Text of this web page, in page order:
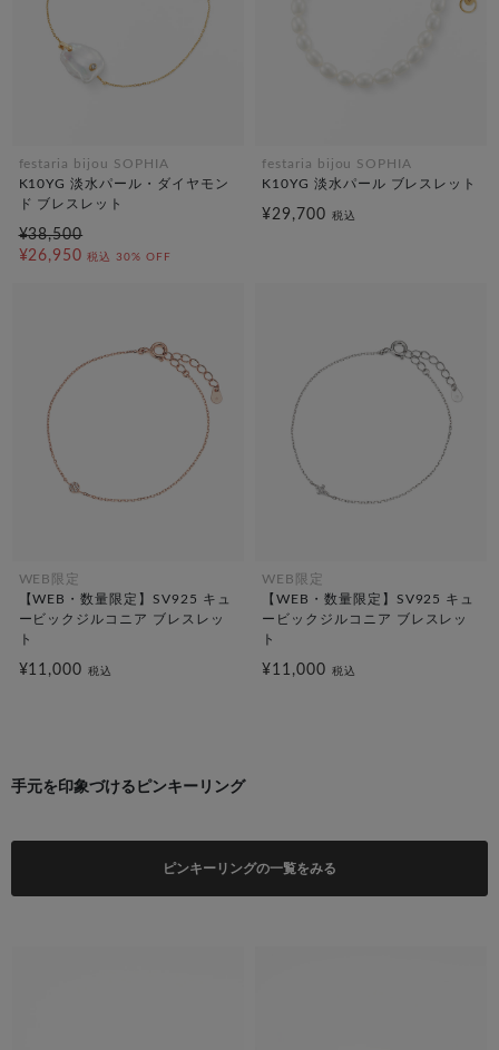
festaria bijou SOPHIA
K10YG 淡水パール・ダイヤモン
ド ブレスレット
¥38,500
¥26,950 税込 30% OFF
festaria bijou SOPHIA
K10YG 淡水パール ブレスレット
¥29,700 税込
WEB限定
【WEB・数量限定】SV925 キュ
ービックジルコニア ブレスレッ
ト
¥11,000税込
WEB限定
【WEB・数量限定】SV925 キュ
ービックジルコニア ブレスレッ
ト
¥11,000 税込
手元を印象づけるピンキーリング
ピンキーリングの一覧をみる